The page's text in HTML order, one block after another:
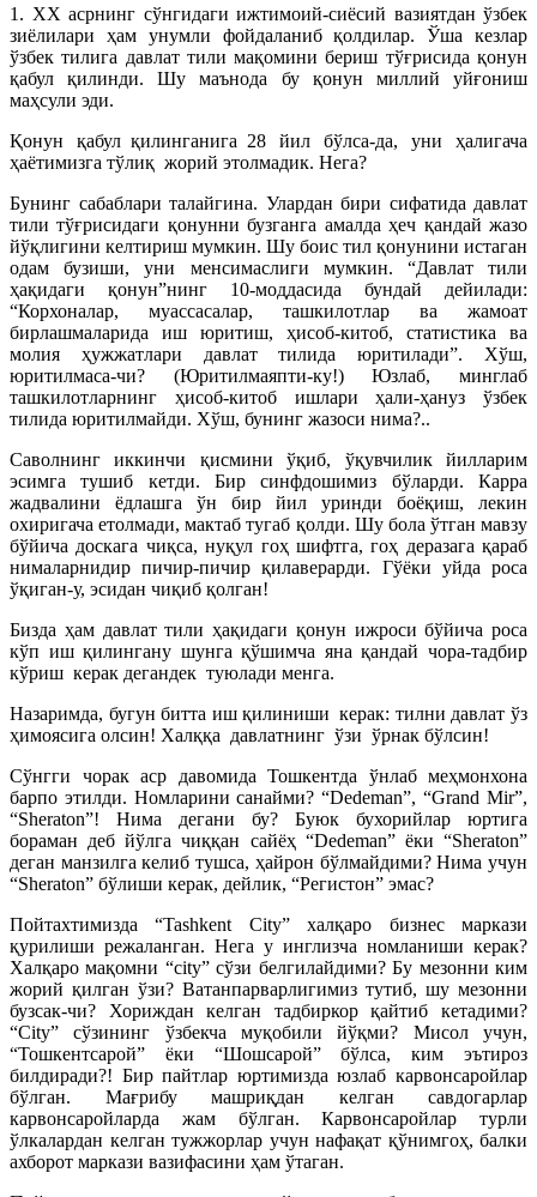
1. XX асрнинг сўнгидаги ижтимоий-сиёсий вазиятдан ўзбек
зиёлилари ҳам унумли фойдаланиб қолдилар. Ўша кезлар
ўзбек тилига давлат тили мақомини бериш тўғрисида қонун
қабул қилинди. Шу маънода бу қонун миллий уйғониш
маҳсули эди.
Қонун қабул қилинганига 28 йил бўлса-да, уни ҳалигача
ҳаётимизга тўлиқ жорий этолмадик. Нега?
Бунинг сабаблари талайгина. Улардан бири сифатида давлат
тили тўғрисидаги қонунни бузганга амалда ҳеч қандай жазо
йўқлигини келтириш мумкин. Шу боис тил қонунини истаган
одам бузиши, уни менсимаслиги мумкин. “Давлат тили
ҳақидаги қонун”нинг 10-моддасида бундай дейилади:
“Корхоналар, муассасалар, ташкилотлар ва жамоат
бирлашмаларида иш юритиш, ҳисоб-китоб, статистика ва
молия ҳуж­жатлари давлат тилида юритилади”. Хўш,
юритилмаса-чи? (Юритилмаяпти-ку!) Юзлаб, минглаб
ташкилотларнинг ҳисоб-китоб ишлари ҳали-ҳануз ўзбек
тилида юритилмайди. Хўш, бунинг жазоси нима?..
Саволнинг иккинчи қисмини ўқиб, ўқувчилик йилларим
эсимга тушиб кетди. Бир синфдошимиз бўларди. Карра
жадвалини ёдлашга ўн бир йил уринди боёқиш, лекин
охиригача етолмади, мактаб тугаб қолди. Шу бола ўтган мавзу
бўйича доскага чиқса, нуқул гоҳ шифтга, гоҳ деразага қараб
нималарнидир пичир-пичир қилаверарди. Гўёки уйда роса
ўқиган-у, эсидан чиқиб қолган!
Бизда ҳам давлат тили ҳақидаги қонун ижроси бўйича роса
кўп иш қилин­гану шунга қўшимча яна қандай чора-тадбир
кўриш керак де­гандек тую­лади менга.
Назаримда, бугун битта иш қилиниши керак: тилни давлат ўз
ҳимоясига олсин! Халққа давлатнинг ўзи ўрнак бўлсин!
Сўнгги чорак аср давомида Тошкентда ўнлаб меҳмонхона
барпо этилди. Номларини санайми? “Dedeman”, “Grand Mir”,
“Sheraton”! Нима дегани бу? Буюк бухорийлар юртига
бораман деб йўлга чиққан сайёҳ “Dedeman” ёки “Sheraton”
деган манзилга келиб тушса, ҳайрон бўлмайдими? Нима учун
“Sheraton” бўлиши керак, дейлик, “Регис­тон” эмас?
Пойтахтимизда “Tashkent City” халқаро бизнес маркази
қурилиши режаланган. Нега у инглизча номланиши керак?
Халқаро мақомни “сity” сўзи белгилайдими? Бу мезонни ким
жорий қилган ўзи? Ватанпарварлигимиз тутиб, шу мезонни
бузсак-чи? Хориждан келган тадбиркор қайтиб кетадими?
“City” сўзининг ўзбекча муқобили йўқми? Мисол учун,
“Тошкентсарой” ёки “Шошсарой” бўлса, ким эътироз
билдиради?! Бир пайтлар юртимизда юзлаб карвонсаройлар
бўлган. Мағрибу машриқдан келган савдогарлар
карвонсаройларда жам бўлган. Карвонсаройлар турли
ўлкалардан келган тужжорлар учун нафақат қўнимгоҳ, балки
ахборот маркази вазифасини ҳам ўтаган.